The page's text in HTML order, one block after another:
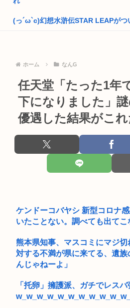
の(ド...
中国大使館に侵入した自衛官（24）
外交を...
ぼく「いい歳だし日本酒でも飲ん
「味方のふりをしてたが、実は敵の
(っ´ω`c)幻想水滸伝STAR LEAPがつ
ん「マ...
全国の女子高生、お前らに苦言www
【動画】まんさん、配信中に首吊り
か？」俺「猫...
韓国人「日本人の間で『女が破滅的
めっちゃカメレオン（めちゃかめ）
ウェア埋...
【高額療養費】パブコメに5千件 負
当を盗...
女子高生さん、顔面にクマ撃退スプ
ホーム なんG
任天堂「たった1年
下になりました」
優遇した結果がこれ
ケンドーコバヤシ 新型コロナ
いたことない。調べても出てこ
熊本県知事、マスコミにマジ
対する不満が県に来てる、遺
んじゃねーよ」
「托卵」擁護派、ガチでレス